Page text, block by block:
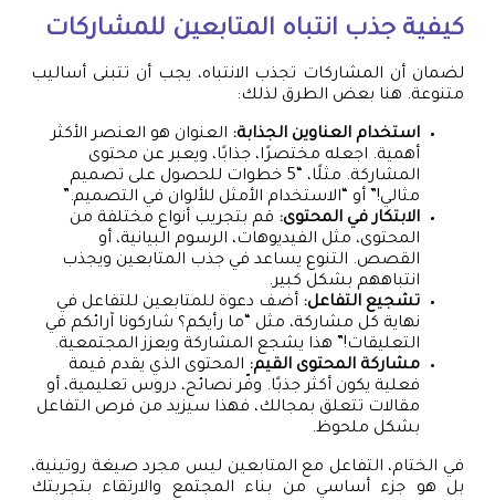
كيفية جذب انتباه المتابعين للمشاركات
لضمان أن المشاركات تجذب الانتباه، يجب أن تتبنى أساليب
متنوعة. هنا بعض الطرق لذلك:
استخدام العناوين الجذابة: العنوان هو العنصر الأكثر
أهمية. اجعله مختصرًا، جذابًا، ويعبر عن محتوى
المشاركة. مثلًا، “5 خطوات للحصول على تصميم
مثالي!” أو “الاستخدام الأمثل للألوان في التصميم.”
الابتكار في المحتوى: قم بتجريب أنواع مختلفة من
المحتوى، مثل الفيديوهات، الرسوم البيانية، أو
القصص. التنوع يساعد في جذب المتابعين ويجذب
انتباههم بشكل كبير.
تشجيع التفاعل: أضف دعوة للمتابعين للتفاعل في
نهاية كل مشاركة، مثل “ما رأيكم؟ شاركونا آرائكم في
التعليقات!” هذا يشجع المشاركة ويعزز المجتمعية.
مشاركة المحتوى القيم: المحتوى الذي يقدم قيمة
فعلية يكون أكثر جذبًا. وفّر نصائح، دروس تعليمية، أو
مقالات تتعلق بمجالك، فهذا سيزيد من فرص التفاعل
بشكل ملحوظ.
في الختام، التفاعل مع المتابعين ليس مجرد صيغة روتينية،
بل هو جزء أساسي من بناء المجتمع والارتقاء بتجربتك